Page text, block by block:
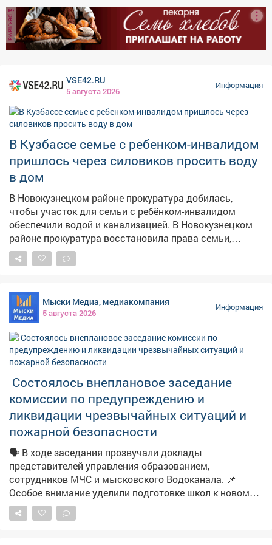
реклама
VSE42.RU
5 августа 2026
Информация
В Кузбассе семье с ребенком-инвалидом
пришлось через силовиков просить воду
в дом
В Новокузнецком районе прокуратура добилась,
чтобы участок для семьи с ребёнком-инвалидом
обеспечили водой и канализацией. В Новокузнецком
районе прокуратура восстановила права семьи,
воспитывающей ребёнка с ограниченными
возможностями здоровья. Как сообщает прокуратура
земельный участок под строительство дома, однако
пользоваться им было невозможно – на нём
отсутствовали водоснабжение и водоотведение, без
которых эксплуатация жилья попросту невозможна.
Женщина обратилась в надзорное ведомство. После
проверки прокуратура потребовала устранить
нарушения. В результате к участку подвели
необходимые инженерные коммуникации. Теперь
семья сможет построить дом и жить в нормальных
условиях.
Мыски Медиа, медиакомпания
5 августа 2026
Информация
Состоялось внеплановое заседание
комиссии по предупреждению и
ликвидации чрезвычайных ситуаций и
пожарной безопасности
🗣️ В ходе заседания прозвучали доклады
представителей управления образованием,
сотрудников МЧС и мысковского Водоканала. 📌
Особое внимание уделили подготовке школ к новому